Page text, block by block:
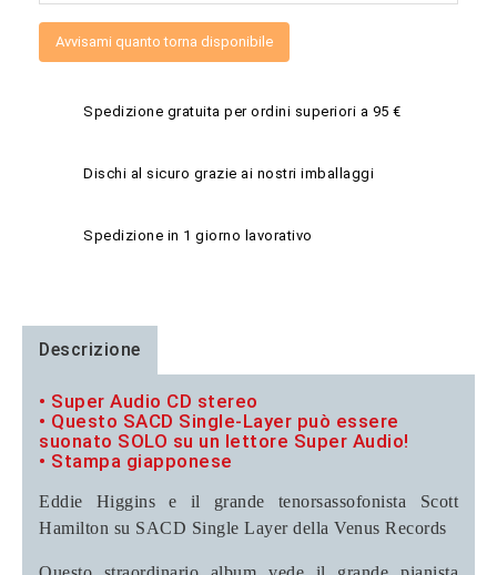
Avvisami quanto torna disponibile
Spedizione gratuita per ordini superiori a 95 €
Dischi al sicuro grazie ai nostri imballaggi
Spedizione in 1 giorno lavorativo
Descrizione
• Super Audio CD stereo
• Questo SACD Single-Layer può essere
suonato SOLO su un lettore Super Audio!
• Stampa giapponese
Eddie Higgins e il grande tenorsassofonista Scott
Hamilton su SACD Single Layer della Venus Records